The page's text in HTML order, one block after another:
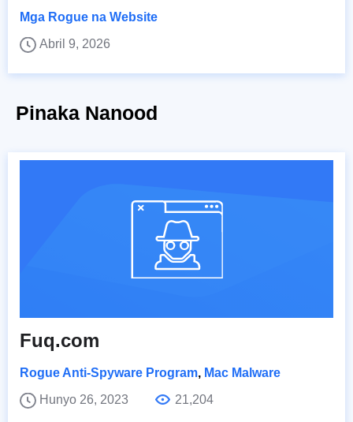
Mga Rogue na Website
Abril 9, 2026
Pinaka Nanood
Fuq.com
Rogue Anti-Spyware Program, Mac Malware
Hunyo 26, 2023
21,204